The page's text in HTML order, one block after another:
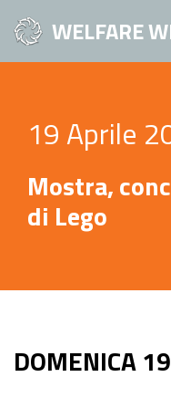
Vai
WELFARE
19 Aprile
Mostra,
di Lego
DOMENICA